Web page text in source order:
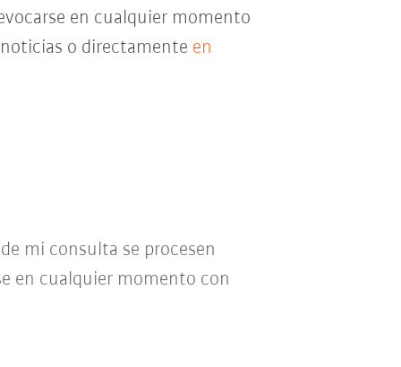
en cualquier momento
o directamente en
mi consulta se procesen
en cualquier momento con